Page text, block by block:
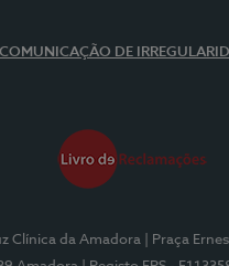
COMUNICAÇÃO DE
Clínica da Amadora
| Praça